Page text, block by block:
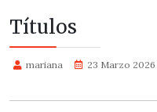
Títulos
mariana 23 Marzo 2026